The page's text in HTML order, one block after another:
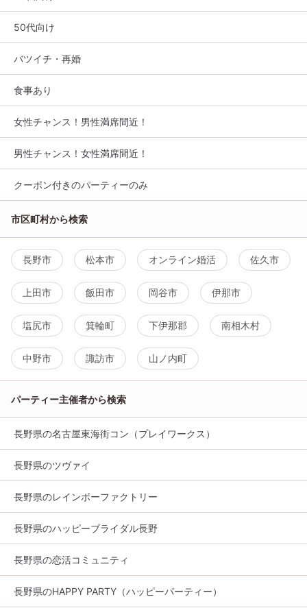
50代向け
バツイチ・再婚
食事あり
女性チャンス！男性満席間近！
男性チャンス！女性満席間近！
クーポン付きのパーティーのみ
市区町村から検索
長野市 松本市 オンライン婚活 佐久市
上田市 飯田市 岡谷市 伊那市
塩尻市 箕輪町 下伊那郡 南相木村
中野市 諏訪市 山ノ内町
パーティー主催者から検索
長野県の名古屋東海街コン（プレイワークス）
長野県のツヴァイ
長野県のレインボーファクトリー
長野県のハッピーブライダル長野
長野県の恋活コミュニティ
長野県のHAPPY PARTY（ハッピーパーティー）